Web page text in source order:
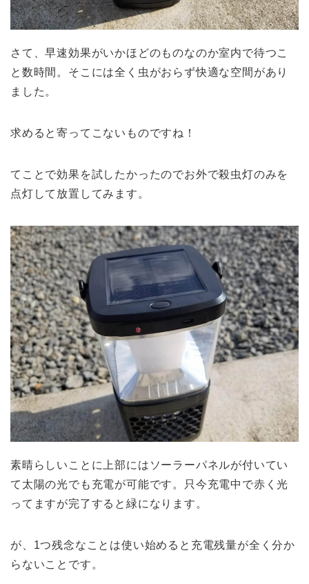
さて、早速効果がいかほどのものなのか室内で待つこ
と数時間。そこには全く虫がおらず快適な空間があり
ました。
求めると寄ってこないものですね！
てことで効果を試したかったのでお外で殺虫灯のみを
点灯して放置してみます。
素晴らしいことに上部にはソーラーパネルが付いてい
て太陽の光でも充電が可能です。只今充電中で赤く光
ってますが完了すると緑になります。
が、1つ残念なことは使い始めると充電残量が全く分か
らないことです。